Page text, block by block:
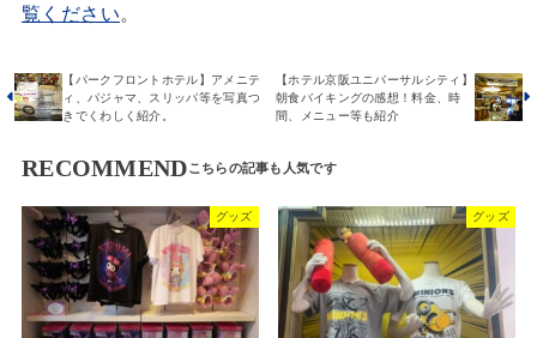
覧ください。
【パークフロントホテル】アメニテ
ィ、パジャマ、スリッパ等を写真つ
きでくわしく紹介。
【ホテル京阪ユニバーサルシティ】
朝食バイキングの感想！料金、時
間、メニュー等も紹介
RECOMMEND
グッズ グッズ